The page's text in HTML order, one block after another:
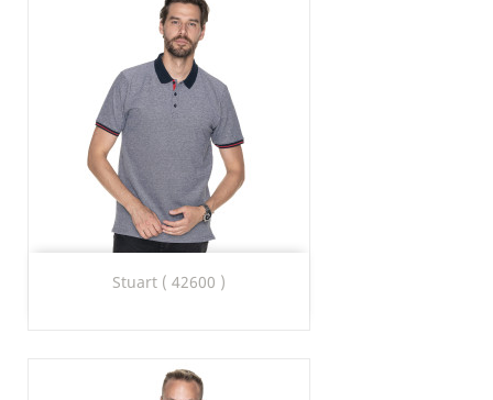
Stuart ( 42600 )